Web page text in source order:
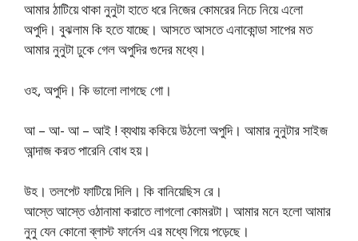
আমার ঠাটিয়ে থাকা নুনুটা হাতে ধরে নিজের কোমরের নিচে নিয়ে এলো
অপুদি। বুঝলাম কি হতে যাচ্ছে। আসতে আসতে এনাকোন্ডা সাপের মত
আমার নুনুটা ঢুকে গেল অপুদির গুদের মধ্যে।
ওহ, অপুদি। কি ভালো লাগছে গো।
আ – আ- আ – আই ! ব্যথায় ককিয়ে উঠলো অপুদি। আমার নুনুটার সাইজ
আন্দাজ করত পারেনি বোধ হয়।
উহ। তলপেট ফাটিয়ে দিলি। কি বানিয়েছিস রে।
আস্তে আস্তে ওঠানামা করাতে লাগলো কোমরটা। আমার মনে হলো আমার
নুনু যেন কোনো ব্লাস্ট ফার্নেস এর মধ্যে গিয়ে পড়েছে।